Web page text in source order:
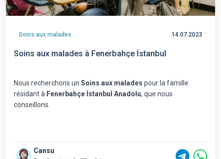
Soins aux malades 14.07.2023
Soins aux malades à Fenerbahçe İstanbul
Nous recherchons un Soins aux malades pour la famille
résidant à Fenerbahçe İstanbul Anadolu, que nous
conseillons.
Cansu